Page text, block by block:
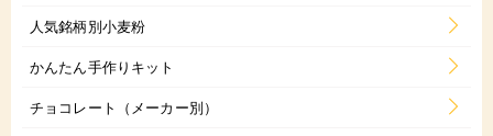
人気銘柄別小麦粉
かんたん手作りキット
チョコレート（メーカー別）